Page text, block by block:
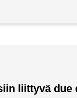
liittyvä due